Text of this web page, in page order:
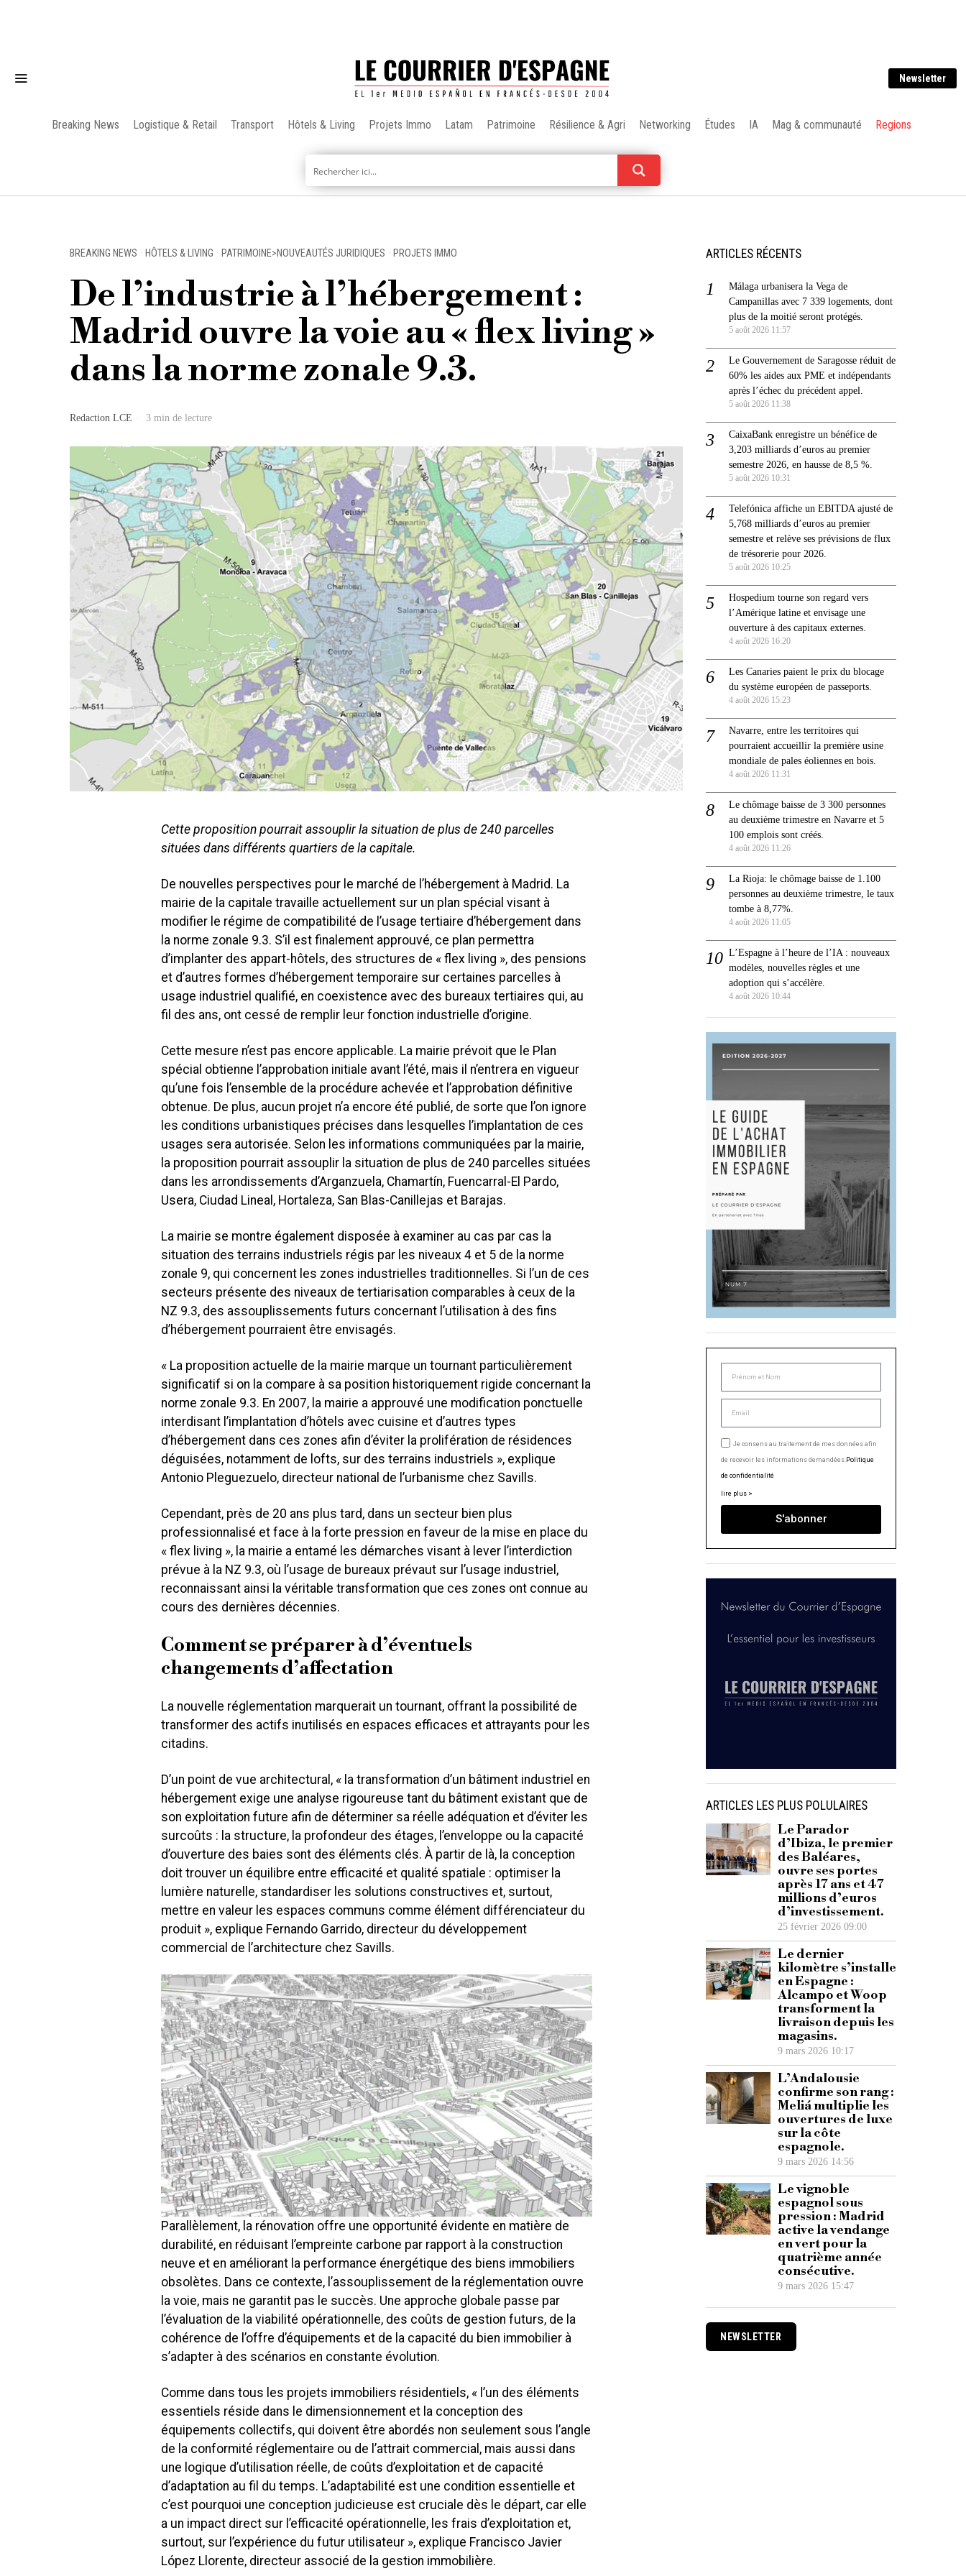
Newsletter
Breaking News Logistique & Retail Transport Hôtels & Living Projets Immo Latam Patrimoine Résilience & Agri Networking Études IA Mag & communauté Regions
BREAKING NEWS · HÔTELS & LIVING · PATRIMOINE>NOUVEAUTÉS JURIDIQUES · PROJETS IMMO
De l’industrie à l’hébergement :
Madrid ouvre la voie au « flex living »
dans la norme zonale 9.3.
Redaction LCE 3 min de lecture
Cette proposition pourrait assouplir la situation de plus de 240 parcelles
situées dans différents quartiers de la capitale.
De nouvelles perspectives pour le marché de l’hébergement à Madrid. La
mairie de la capitale travaille actuellement sur un plan spécial visant à
modifier le régime de compatibilité de l’usage tertiaire d’hébergement dans
la norme zonale 9.3. S’il est finalement approuvé, ce plan permettra
d’implanter des appart-hôtels, des structures de « flex living », des pensions
et d’autres formes d’hébergement temporaire sur certaines parcelles à
usage industriel qualifié, en coexistence avec des bureaux tertiaires qui, au
fil des ans, ont cessé de remplir leur fonction industrielle d’origine.
Cette mesure n’est pas encore applicable. La mairie prévoit que le Plan
spécial obtienne l’approbation initiale avant l’été, mais il n’entrera en vigueur
qu’une fois l’ensemble de la procédure achevée et l’approbation définitive
obtenue. De plus, aucun projet n’a encore été publié, de sorte que l’on ignore
les conditions urbanistiques précises dans lesquelles l’implantation de ces
usages sera autorisée. Selon les informations communiquées par la mairie,
la proposition pourrait assouplir la situation de plus de 240 parcelles situées
dans les arrondissements d’Arganzuela, Chamartín, Fuencarral-El Pardo,
Usera, Ciudad Lineal, Hortaleza, San Blas-Canillejas et Barajas.
La mairie se montre également disposée à examiner au cas par cas la
situation des terrains industriels régis par les niveaux 4 et 5 de la norme
zonale 9, qui concernent les zones industrielles traditionnelles. Si l’un de ces
secteurs présente des niveaux de tertiarisation comparables à ceux de la
NZ 9.3, des assouplissements futurs concernant l’utilisation à des fins
d’hébergement pourraient être envisagés.
« La proposition actuelle de la mairie marque un tournant particulièrement
significatif si on la compare à sa position historiquement rigide concernant la
norme zonale 9.3. En 2007, la mairie a approuvé une modification ponctuelle
interdisant l’implantation d’hôtels avec cuisine et d’autres types
d’hébergement dans ces zones afin d’éviter la prolifération de résidences
déguisées, notamment de lofts, sur des terrains industriels », explique
Antonio Pleguezuelo, directeur national de l’urbanisme chez Savills.
Cependant, près de 20 ans plus tard, dans un secteur bien plus
professionnalisé et face à la forte pression en faveur de la mise en place du
« flex living », la mairie a entamé les démarches visant à lever l’interdiction
prévue à la NZ 9.3, où l’usage de bureaux prévaut sur l’usage industriel,
reconnaissant ainsi la véritable transformation que ces zones ont connue au
cours des dernières décennies.
Comment se préparer à d’éventuels
changements d’affectation
La nouvelle réglementation marquerait un tournant, offrant la possibilité de
transformer des actifs inutilisés en espaces efficaces et attrayants pour les
citadins.
D’un point de vue architectural, « la transformation d’un bâtiment industriel en
hébergement exige une analyse rigoureuse tant du bâtiment existant que de
son exploitation future afin de déterminer sa réelle adéquation et d’éviter les
surcoûts : la structure, la profondeur des étages, l’enveloppe ou la capacité
d’ouverture des baies sont des éléments clés. À partir de là, la conception
doit trouver un équilibre entre efficacité et qualité spatiale : optimiser la
lumière naturelle, standardiser les solutions constructives et, surtout,
mettre en valeur les espaces communs comme élément différenciateur du
produit », explique Fernando Garrido, directeur du développement
commercial de l’architecture chez Savills.
Parallèlement, la rénovation offre une opportunité évidente en matière de
durabilité, en réduisant l’empreinte carbone par rapport à la construction
neuve et en améliorant la performance énergétique des biens immobiliers
obsolètes. Dans ce contexte, l’assouplissement de la réglementation ouvre
la voie, mais ne garantit pas le succès. Une approche globale passe par
l’évaluation de la viabilité opérationnelle, des coûts de gestion futurs, de la
cohérence de l’offre d’équipements et de la capacité du bien immobilier à
s’adapter à des scénarios en constante évolution.
Comme dans tous les projets immobiliers résidentiels, « l’un des éléments
essentiels réside dans le dimensionnement et la conception des
équipements collectifs, qui doivent être abordés non seulement sous l’angle
de la conformité réglementaire ou de l’attrait commercial, mais aussi dans
une logique d’utilisation réelle, de coûts d’exploitation et de capacité
d’adaptation au fil du temps. L’adaptabilité est une condition essentielle et
c’est pourquoi une conception judicieuse est cruciale dès le départ, car elle
a un impact direct sur l’efficacité opérationnelle, les frais d’exploitation et,
surtout, sur l’expérience du futur utilisateur », explique Francisco Javier
López Llorente, directeur associé de la gestion immobilière.
ARTICLES RÉCENTS
Málaga urbanisera la Vega de
Campanillas avec 7 339 logements, dont
plus de la moitié seront protégés.
5 août 2026 11:57
Le Gouvernement de Saragosse réduit de
60% les aides aux PME et indépendants
après l’échec du précédent appel.
5 août 2026 11:38
CaixaBank enregistre un bénéfice de
3,203 milliards d’euros au premier
semestre 2026, en hausse de 8,5 %.
5 août 2026 10:31
Telefónica affiche un EBITDA ajusté de
5,768 milliards d’euros au premier
semestre et relève ses prévisions de flux
de trésorerie pour 2026.
5 août 2026 10:25
Hospedium tourne son regard vers
l’Amérique latine et envisage une
ouverture à des capitaux externes.
4 août 2026 16:20
Les Canaries paient le prix du blocage
du système européen de passeports.
4 août 2026 15:23
Navarre, entre les territoires qui
pourraient accueillir la première usine
mondiale de pales éoliennes en bois.
4 août 2026 11:31
Le chômage baisse de 3 300 personnes
au deuxième trimestre en Navarre et 5
100 emplois sont créés.
4 août 2026 11:26
La Rioja: le chômage baisse de 1.100
personnes au deuxième trimestre, le taux
tombe à 8,77%.
4 août 2026 11:05
L’Espagne à l’heure de l’IA : nouveaux
modèles, nouvelles règles et une
adoption qui s’accélère.
4 août 2026 10:44
Je consens au traitement de mes données afin
de recevoir les informations demandées. Politique
de confidentialité
lire plus >
S'abonner
ARTICLES LES PLUS POLULAIRES
Le Parador
d’Ibiza, le premier
des Baléares,
ouvre ses portes
après 17 ans et 47
millions d’euros
d’investissement.
25 février 2026 09:00
Le dernier
kilomètre s’installe
en Espagne :
Alcampo et Woop
transforment la
livraison depuis les
magasins.
9 mars 2026 10:17
L’Andalousie
confirme son rang :
Meliá multiplie les
ouvertures de luxe
sur la côte
espagnole.
9 mars 2026 14:56
Le vignoble
espagnol sous
pression : Madrid
active la vendange
en vert pour la
quatrième année
consécutive.
9 mars 2026 15:47
NEWSLETTER